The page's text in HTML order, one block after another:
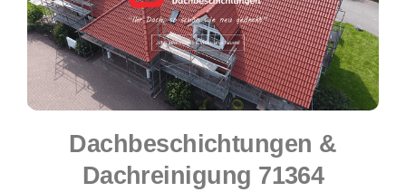
Dachbeschichtungen &
Dachreinigung 71364